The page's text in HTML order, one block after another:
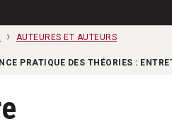
AUTEURES ET AUTEURS
PRATIQUE DES THÉORIES :